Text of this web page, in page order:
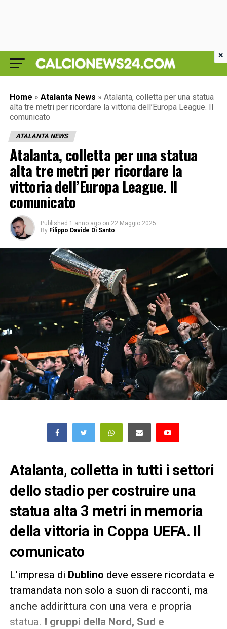
Home » Atalanta News » Atalanta, colletta per una statua
alta tre metri per ricordare la vittoria dell’Europa League. Il
comunicato
ATALANTA NEWS
Atalanta, colletta per una statua
alta tre metri per ricordare la
vittoria dell’Europa League. Il
comunicato
Published 1 anno ago on 22 Maggio 2025
By Filippo Davide Di Santo
Atalanta, colletta in tutti i settori
dello stadio per costruire una
statua alta 3 metri in memoria
della vittoria in Coppa UEFA. Il
comunicato
L’impresa di Dublino deve essere ricordata e
tramandata non solo a suon di racconti, ma
anche addirittura con una vera e propria
statua. I gruppi della Nord, Sud e
×